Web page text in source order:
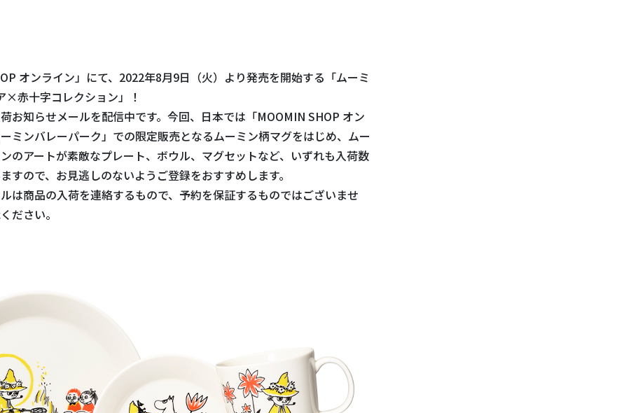
オンライン」にて、2022年8月9日（火）より発売を開始する「ムーミ
×赤十字コレクション」！
お知らせメールを配信中です。今回、日本では「MOOMIN SHOP オン
ミンバレーパーク」での限定販売となるムーミン柄マグをはじめ、ムー
のアートが素敵なプレート、ボウル、マグセットなど、いずれも入荷数
すので、お見逃しのないようご登録をおすすめします。
は商品の入荷を連絡するもので、予約を保証するものではございませ
ださい。